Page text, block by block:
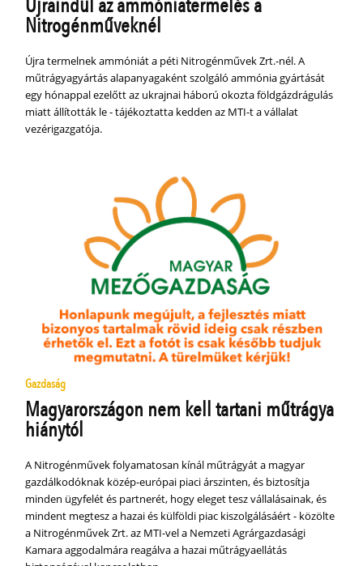
Újraindul az ammóniatermelés a
Nitrogénműveknél
Újra termelnek ammóniát a péti Nitrogénművek Zrt.-nél. A
műtrágyagyártás alapanyagaként szolgáló ammónia gyártását
egy hónappal ezelőtt az ukrajnai háború okozta földgázdrágulás
miatt állították le - tájékoztatta kedden az MTI-t a vállalat
vezérigazgatója.
Gazdaság
Magyarországon nem kell tartani műtrágya
hiánytól
A Nitrogénművek folyamatosan kínál műtrágyát a magyar
gazdálkodóknak közép-európai piaci árszinten, és biztosítja
minden ügyfelét és partnerét, hogy eleget tesz vállalásainak, és
mindent megtesz a hazai és külföldi piac kiszolgálásáért - közölte
a Nitrogénművek Zrt. az MTI-vel a Nemzeti Agrárgazdasági
Kamara aggodalmára reagálva a hazai műtrágyaellátás